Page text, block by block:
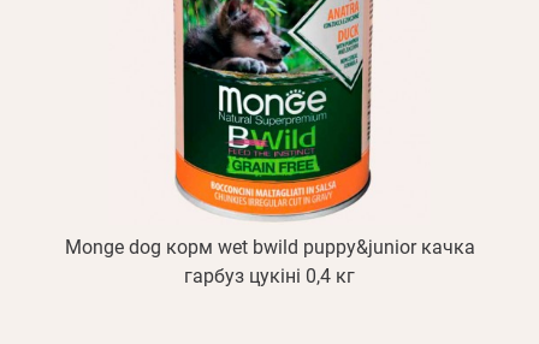
Monge dog корм wet bwild puppy&junior качка
гарбуз цукіні 0,4 кг